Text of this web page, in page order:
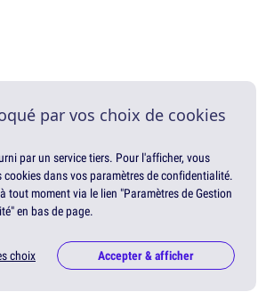
par vos choix de cookies
par un service tiers. Pour l'afficher, vous
cookies dans vos paramètres de confidentialité.
tout moment via le lien "Paramètres de Gestion
en bas de page.
choix Accepter & afficher